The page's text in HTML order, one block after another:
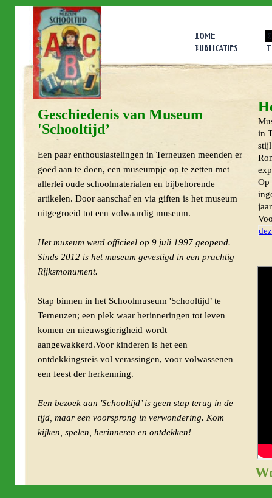
Geschiedenis van Museum
'Schooltijd’
Een paar enthousiastelingen in Terneuzen meenden er
goed aan te doen, een museumpje op te zetten met
allerlei oude schoolmaterialen en bijbehorende
artikelen. Door aanschaf en via giften is het museum
uitgegroeid tot een volwaardig museum.
Het museum werd officieel op 9 juli 1997 geopend.
Sinds 2012 is het museum gevestigd in een prachtig
Rijksmonument.
Stap binnen in het Schoolmuseum 'Schooltijd’ te
Terneuzen; een plek waar herinneringen tot leven
komen en nieuwsgierigheid wordt
aangewakkerd.Voor kinderen is het een
ontdekkingsreis vol verassingen, voor volwassenen
een feest der herkenning.
Een bezoek aan 'Schooltijd’ is geen stap terug in de
tijd, maar een voorsprong in verwondering. Kom
kijken, spelen, herinneren en ontdekken!
in
stijl
Op
Home
Publicaties